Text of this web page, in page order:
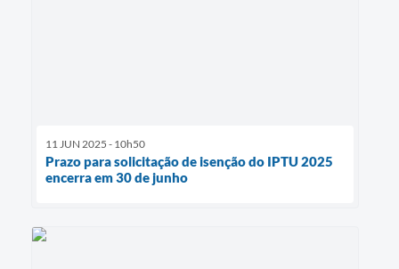
11 JUN 2025 - 10h50
Prazo para solicitação de isenção do IPTU 2025
encerra em 30 de junho